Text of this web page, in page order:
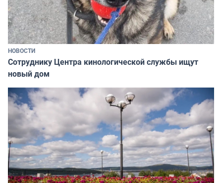
НОВОСТИ
Сотруднику Центра кинологической службы ищут
новый дом